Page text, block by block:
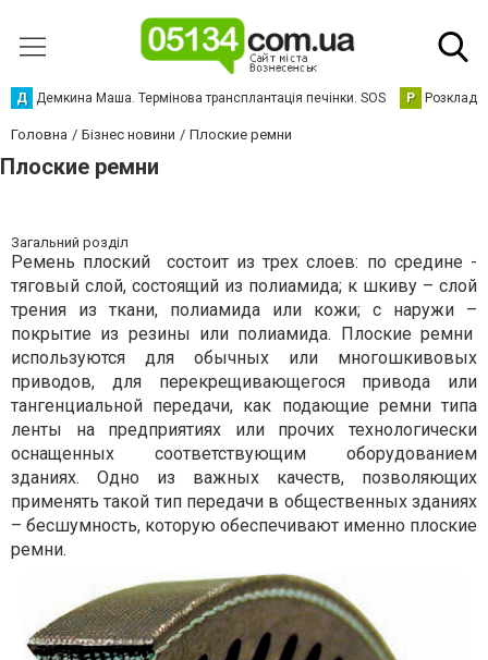
Д Демкина Маша. Термінова трансплантація печінки. SOS Р Розклад
Головна Бізнес новини Плоские ремни
Плоские ремни
Загальний розділ
Ремень плоский состоит из трех слоев: по средине -
тяговый слой, состоящий из полиамида; к шкиву – слой
трения из ткани, полиамида или кожи; с наружи –
покрытие из резины или полиамида. Плоские ремни
используются для обычных или многошкивовых
приводов, для перекрещивающегося привода или
тангенциальной передачи, как подающие ремни типа
ленты на предприятиях или прочих технологически
оснащенных соответствующим оборудованием
зданиях. Одно из важных качеств, позволяющих
применять такой тип передачи в общественных зданиях
– бесшумность, которую обеспечивают именно плоские
ремни.